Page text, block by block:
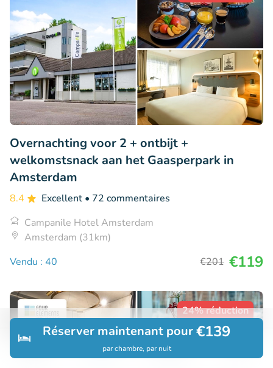
Rechercher Réservations
Réserver maintenant pour€139
par chambre, par nuit
Overnachting voor 2 + ontbijt +
welkomstsnack aan het Gaasperpark in
Amsterdam
8.4 Excellent • 72 commentaires
Campanile Hotel Amsterdam
Amsterdam (31km)
Vendu : 40
€201 €119
24% réduction